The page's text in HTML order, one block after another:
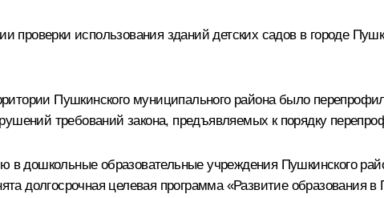
проверки использования зданий детских садов в городе
Пушкинского муниципального района было
требований закона, предъявляемых к порядку
в дошкольные образовательные учреждения Пушкинского
долгосрочная целевая программа «Развитие